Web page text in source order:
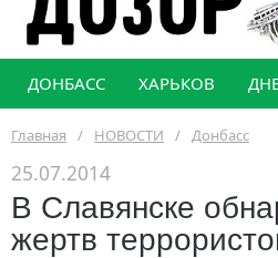
ДОНБАСС ХАРЬКОВ
Главная / НОВОСТИ / Донбасс
25.07.2014
В Славянске
жертв